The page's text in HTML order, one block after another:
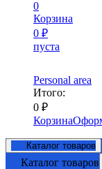
0
Корзина
0 ₽
пуста
Personal area
Итого:
0 ₽
Корзина
Каталог товаров
Каталог товаров